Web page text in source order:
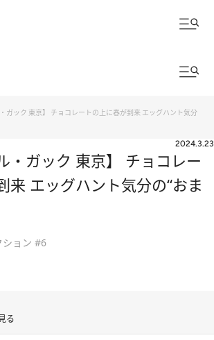
ガック 東京】 チョコレートの上に春が到来 エッグハント気分
2024.3.23
・ガック 東京】 チョコレー
来 エッグハント気分の“おま
ション #6
る